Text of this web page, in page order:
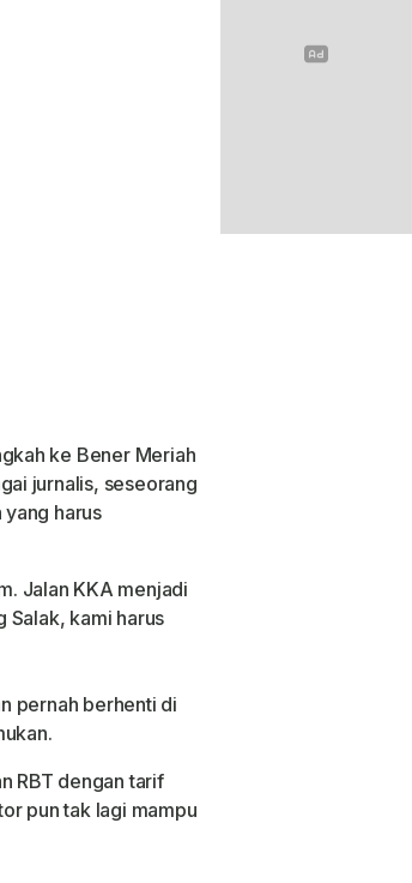
ke Bener Meriah
jurnalis, seseorang
harus
Jalan KKA menjadi
Salak, kami harus
pernah berhenti di
RBT dengan tarif
pun tak lagi mampu